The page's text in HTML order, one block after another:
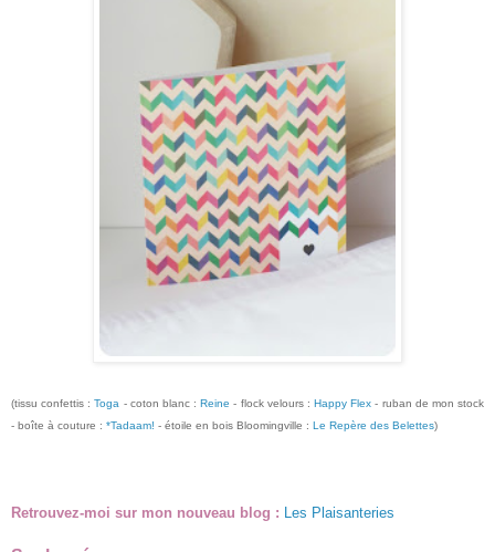
(tissu confettis :Toga - coton blanc :Reine - flock velours :Happy Flex - ruban de mon stock
- boîte à couture : *Tadaam! - étoile en bois Bloomingville : Le Repère des Belettes)
Retrouvez-moi sur mon nouveau blog : Les Plaisanteries